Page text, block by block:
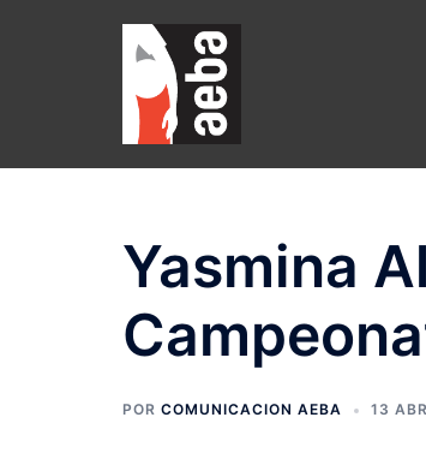
Yasmina
POR COMUNICACION AEBA 13